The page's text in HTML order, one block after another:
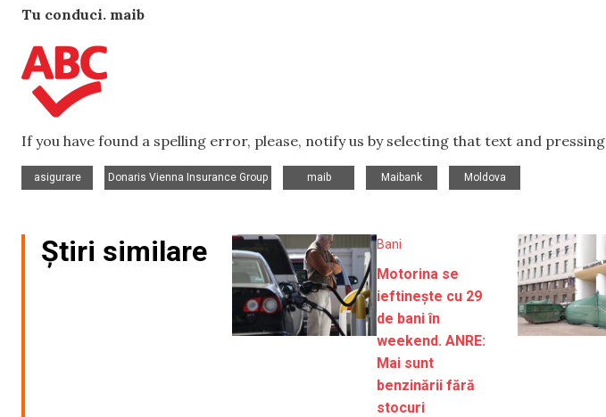
Tu conduci. maib
If you have found a spelling error, please, notify us by selecting that text and pressing
asigurare
Donaris Vienna Insurance Group
maib
Maibank
Moldova
Știri similare Bani
Motorina se
ieftinește cu 29
de bani în
weekend. ANRE:
Mai sunt
benzinării fără
stocuri